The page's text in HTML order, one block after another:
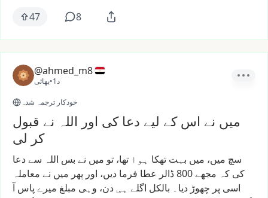
47 8
@ahmed_m8
بھائی• 1د
خودکار ترجمہ شدہ
میں نے اس کے لیے دعا کی اور اللہ نے قبول
کر لی
سچ میں، میں بہت تھکا ہوا تھا، تو میں نے بس اللہ سےدعا
کی کہ مجھے800ڈالر عطا فرما دیں، اور پھر میں نے معاملہ
اسی پر چھوڑ دیا۔ بالکل اگلے ہی دن، وہی مبلغ میرے پاس آ